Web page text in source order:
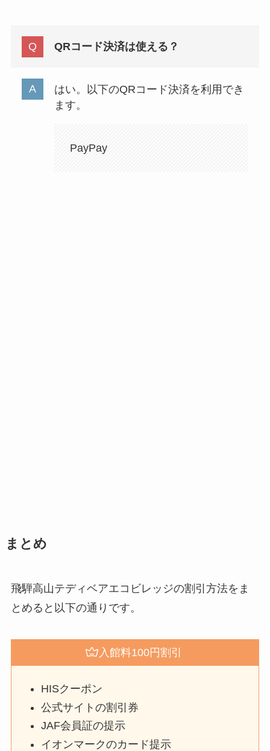
QRコード決済は使える？
はい。以下のQRコード決済を利用でき
ます。
PayPay
まとめ
飛騨高山テディベアエコビレッジの割引方法をま
とめると以下の通りです。
入館料100円割引
HISクーポン
公式サイトの割引券
JAF会員証の提示
イオンマークのカード提示